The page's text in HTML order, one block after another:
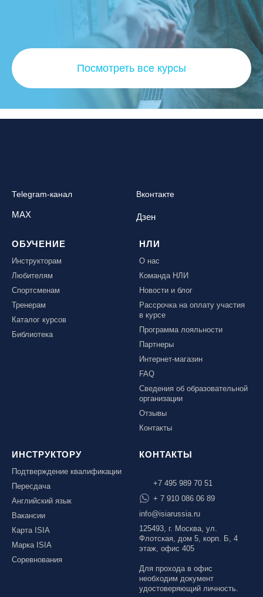
Посмотреть все курсы
Telegram-канал Вконтакте
MAX Дзен
ОБУЧЕНИЕ
Инструкторам
Любителям
Спортсменам
Тренерам
Каталог курсов
Библиотека
НЛИ
О нас
Команда НЛИ
Новости и блог
Рассрочка на оплату участия
в курсе
Программа лояльности
Партнеры
Интернет-магазин
FAQ
Сведения об образовательной
организации
Отзывы
Контакты
ИНСТРУКТОРУ
Подтверждение квалификации
Пересдача
Английский язык
Вакансии
Карта ISIA
Марка ISIA
Соревнования
КОНТАКТЫ
+7 495 989 70 51
+ 7 910 086 06 89
info@isiarussia.ru
125493, г. Москва, ул.
Флотская, дом 5, корп. Б, 4
этаж, офис 405
Для прохода в офис
необходим документ
удостоверяющий личность.